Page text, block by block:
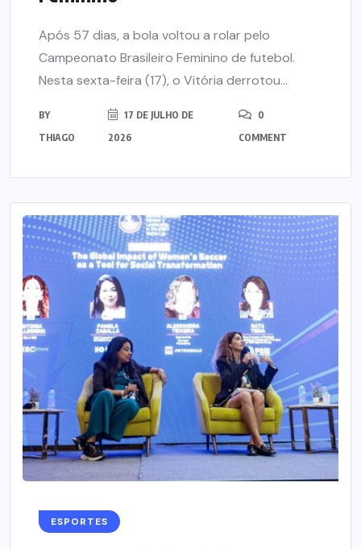
Após 57 dias, a bola voltou a rolar pelo
Campeonato Brasileiro Feminino de futebol.
Nesta sexta-feira (17), o Vitória derrotou...
BY
THIAGO
17 DE JULHO DE
2026
0
COMMENT
ESPORTES